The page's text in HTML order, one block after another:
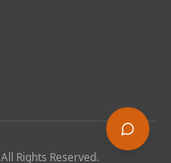
All Rights Reserved.